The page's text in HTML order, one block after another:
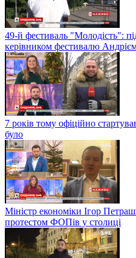
49-й фестиваль "Молодість":
керівником фестивалю
7 років тому офіційно
було
Міністр економіки Ігор
протестом ФОПів у столиці